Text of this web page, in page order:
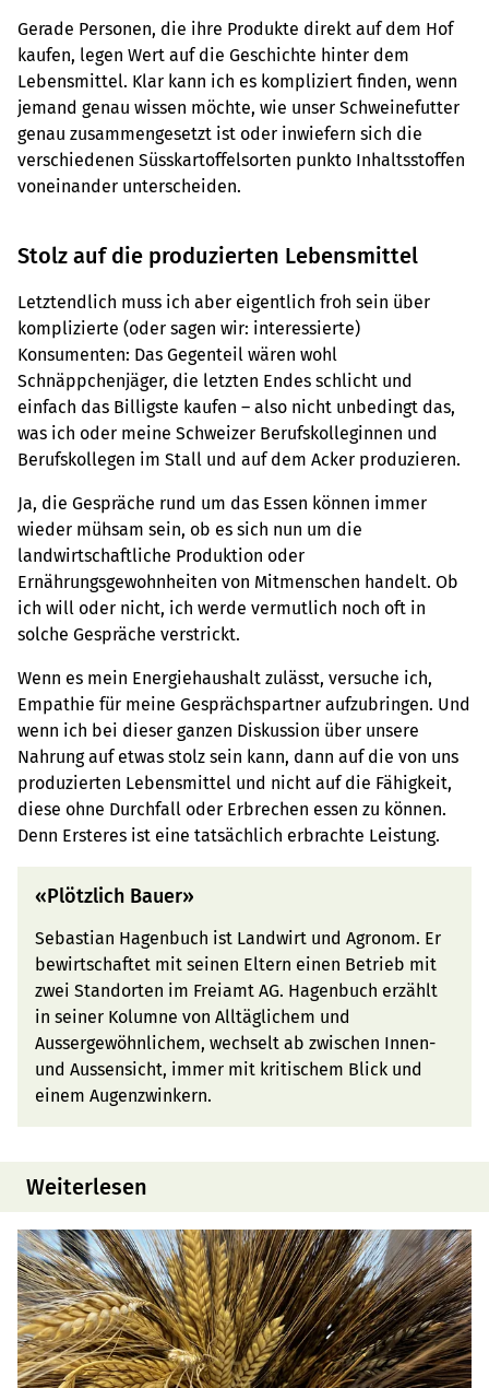
Gerade Personen, die ihre Produkte direkt auf dem Hof
kaufen, legen Wert auf die Geschichte hinter dem
Lebensmittel. Klar kann ich es kompliziert finden, wenn
jemand genau wissen möchte, wie unser Schweinefutter
genau zusammengesetzt ist oder inwiefern sich die
verschiedenen Süsskartoffelsorten punkto Inhaltsstoffen
voneinander unterscheiden.
Stolz auf die produzierten Lebensmittel
Letztendlich muss ich aber eigentlich froh sein über
komplizierte (oder sagen wir: interessierte)
Konsumenten: Das Gegenteil wären wohl
Schnäppchenjäger, die letzten Endes schlicht und
einfach das Billigste kaufen – also nicht unbedingt das,
was ich oder meine Schweizer Berufskolleginnen und
Berufskollegen im Stall und auf dem Acker produzieren.
Ja, die Gespräche rund um das Essen können immer
wieder mühsam sein, ob es sich nun um die
landwirtschaftliche Produktion oder
Ernährungsgewohnheiten von Mitmenschen handelt. Ob
ich will oder nicht, ich werde vermutlich noch oft in
solche Gespräche verstrickt.
Wenn es mein Energiehaushalt zulässt, versuche ich,
Empathie für meine Gesprächspartner aufzubringen. Und
wenn ich bei dieser ganzen Diskussion über unsere
Nahrung auf etwas stolz sein kann, dann auf die von uns
produzierten Lebensmittel und nicht auf die Fähigkeit,
diese ohne Durchfall oder Erbrechen essen zu können.
Denn Ersteres ist eine tatsächlich erbrachte Leistung.
«Plötzlich Bauer»
Sebastian Hagenbuch ist Landwirt und Agronom. Er
bewirtschaftet mit seinen Eltern einen Betrieb mit
zwei Standorten im Freiamt AG. Hagenbuch erzählt
in seiner Kolumne von Alltäglichem und
Aussergewöhnlichem, wechselt ab zwischen Innen-
und Aussensicht, immer mit kritischem Blick und
einem Augenzwinkern.
Weiterlesen